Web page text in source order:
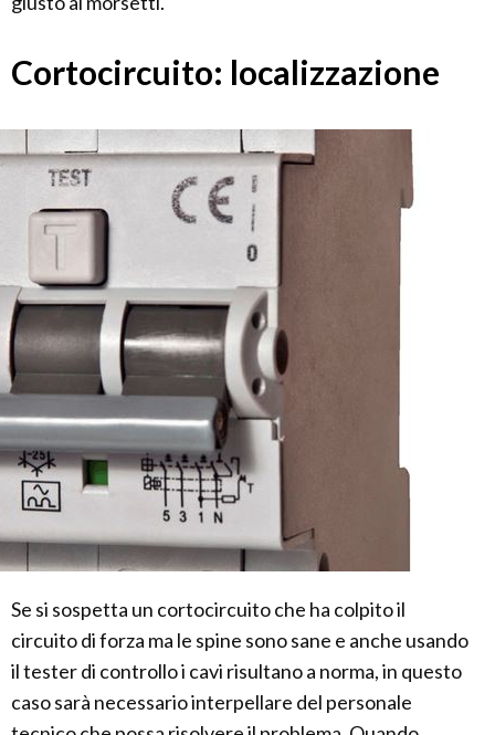
Cortocircuito: localizzazione
Se si sospetta un cortocircuito che ha colpito il
circuito di forza ma le spine sono sane e anche usando
il tester di controllo i cavi risultano a norma, in questo
caso sarà necessario interpellare del personale